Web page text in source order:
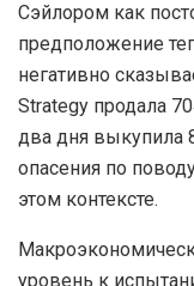
Сэйлором как
предположение
негативно
Strategy продала
два дня выкупила
опасения по
этом контексте.
уровень к